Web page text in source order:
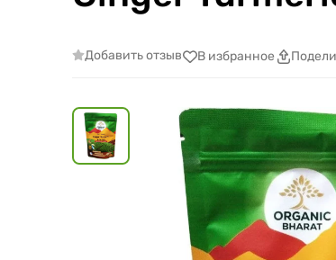
Добавить отзыв В избранное